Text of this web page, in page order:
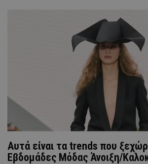
Αυτά είναι τα trends που
Εβδομάδες Μόδας Άνοιξη/